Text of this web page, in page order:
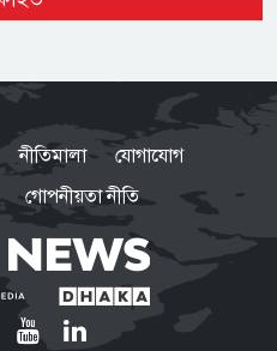
নিত্যপ্রয়োজনীয় দ্রব্যমূল্যের
ও শান্তি-শৃঙ্খলা রক্ষায় ব্যর্থ :
আমির
নীতিমালা
যোগাযোগ
গোপনীয়তা নীতি